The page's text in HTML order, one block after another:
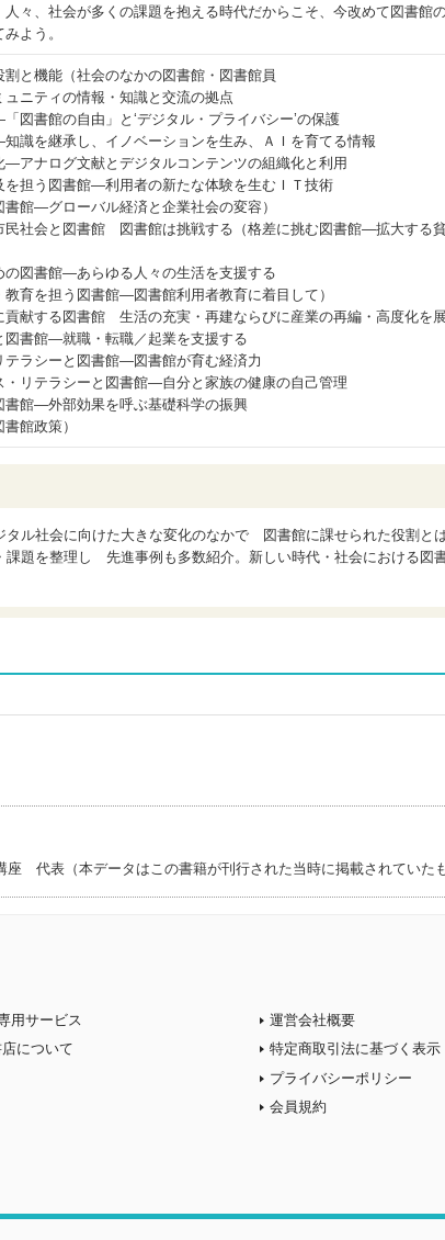
人々、社会が多くの課題を抱える時代だからこそ、今改めて図書館
よう。
と機能（社会のなかの図書館・図書館員
ニティの情報・知識と交流の拠点
図書館の自由」と‘デジタル・プライバシー’の保護
識を継承し、イノベーションを生み、ＡＩを育てる情報
―アナログ文献とデジタルコンテンツの組織化と利用
を担う図書館―利用者の新たな体験を生むＩＴ技術
館―グローバル経済と企業社会の変容）
社会と図書館 図書館は挑戦する（格差に挑む図書館―拡大する
の図書館―あらゆる人々の生活を支援する
教育を担う図書館―図書館利用者教育に着目して）
献する図書館 生活の充実・再建ならびに産業の再編・高度化を
図書館―就職・転職／起業を支援する
テラシーと図書館―図書館が育む経済力
・リテラシーと図書館―自分と家族の健康の自己管理
書館―外部効果を呼ぶ基礎科学の振興
館政策）
ル社会に向けた大きな変化のなかで 図書館に課せられた役割と
課題を整理し 先進事例も多数紹介。新しい時代・社会における図
代表（本データはこの書籍が刊行された当時に掲載されていたも
用サービス
について
運営会社概要
特定商取引法に基づく表示
プライバシーポリシー
会員規約